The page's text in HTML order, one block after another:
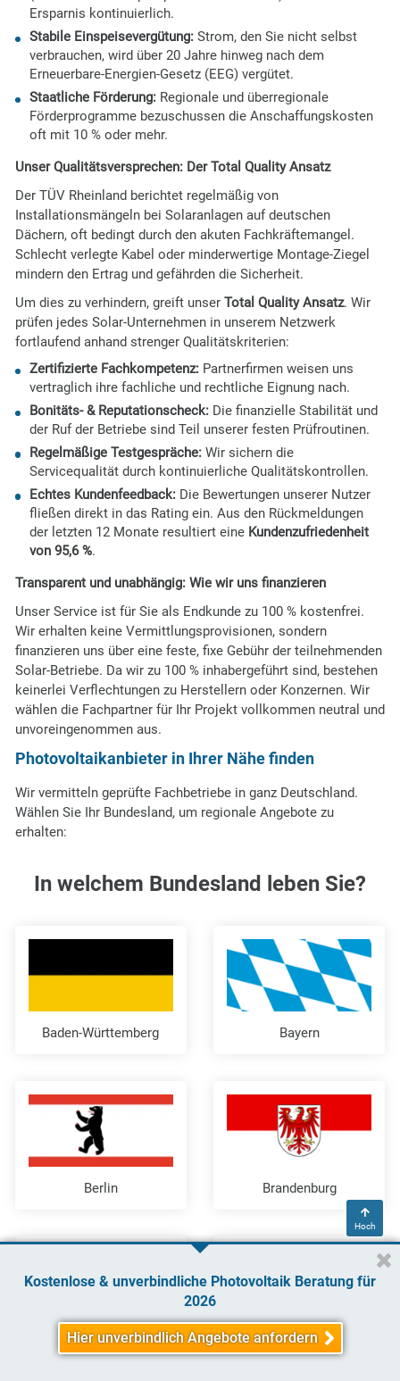
Ersparnis kontinuierlich.
Stabile Einspeisevergütung:Strom, den Sie nicht selbst
verbrauchen, wird über 20 Jahre hinweg nach dem
Erneuerbare-Energien-Gesetz (EEG) vergütet.
Staatliche Förderung:Regionale und überregionale
Förderprogramme bezuschussen die Anschaffungskosten
oft mit 10 % oder mehr.
Unser Qualitätsversprechen: Der Total Quality Ansatz
Der TÜV Rheinland berichtet regelmäßig von
Installationsmängeln bei Solaranlagen auf deutschen
Dächern, oft bedingt durch den akuten Fachkräftemangel.
Schlecht verlegte Kabel oder minderwertige Montage-Ziegel
mindern den Ertrag und gefährden die Sicherheit.
Um dies zu verhindern, greift unser Total Quality Ansatz. Wir
prüfen jedes Solar-Unternehmen in unserem Netzwerk
fortlaufend anhand strenger Qualitätskriterien:
Zertifizierte Fachkompetenz:Partnerfirmen weisen uns
vertraglich ihre fachliche und rechtliche Eignung nach.
Bonitäts- & Reputationscheck:Die finanzielle Stabilität und
der Ruf der Betriebe sind Teil unserer festen Prüfroutinen.
Regelmäßige Testgespräche:Wir sichern die
Servicequalität durch kontinuierliche Qualitätskontrollen.
Echtes Kundenfeedback:Die Bewertungen unserer Nutzer
fließen direkt in das Rating ein. Aus den Rückmeldungen
der letzten 12 Monate resultiert eine Kundenzufriedenheit
von 95,6 %.
Transparent und unabhängig: Wie wir uns finanzieren
Unser Service ist für Sie als Endkunde zu 100 % kostenfrei.
Wir erhalten keine Vermittlungsprovisionen, sondern
finanzieren uns über eine feste, fixe Gebühr der teilnehmenden
Solar-Betriebe. Da wir zu 100 % inhabergeführt sind, bestehen
keinerlei Verflechtungen zu Herstellern oder Konzernen. Wir
wählen die Fachpartner für Ihr Projekt vollkommen neutral und
unvoreingenommen aus.
Photovoltaikanbieter in Ihrer Nähe finden
Wir vermitteln geprüfte Fachbetriebe in ganz Deutschland.
Wählen Sie Ihr Bundesland, um regionale Angebote zu
erhalten:
In welchem Bundesland leben Sie?
Baden-Württemberg Bayern
Berlin Brandenburg
Bremen Hamburg
Kostenlose & unverbindliche Photovoltaik Beratung für
2026
Hier unverbindlich Angebote anfordern
Hoch